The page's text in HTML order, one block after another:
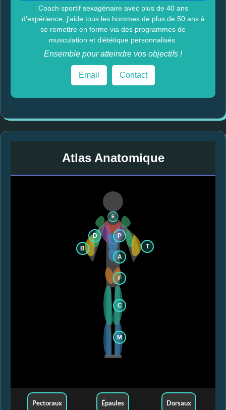
Coach sportif sexagénaire avec plus de 40 ans
d'expérience, j'aide tous les hommes de plus de 50 ans à
se remettre en forme via des programmes de
musculation et diététique personnalisés.
Ensemble pour atteindre vos objectifs !
Email Contact
Atlas Anatomique
E
P
D
B
T
A
F
C
M
Pectoraux Épaules Dorsaux